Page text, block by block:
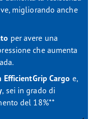
migliorando anche
per avere una
che aumenta
Cargo e,
, sei in grado di
del 18%**